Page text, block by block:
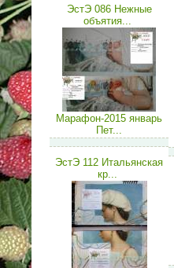
ЭстЭ 086 Нежные
объятия...
Марафон-2015 январь
Пет...
ЭстЭ 112 Итальянская
кр...